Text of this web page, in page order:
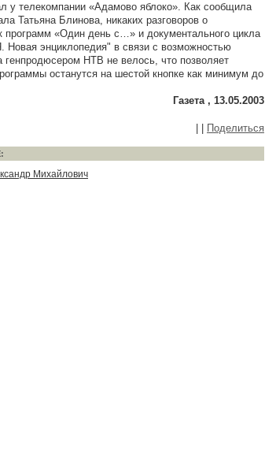
у телекомпании «Адамово яблоко». Как сообщила
Татьяна Блинова, никаких разговоров о
программ «Один день с…» и документального цикла
Новая энциклопедия" в связи с возможностью
генпродюсером НТВ не велось, что позволяет
останутся на шестой кнопке как минимум до
Газета , 13.05.2003
Поделиться
Михайлович